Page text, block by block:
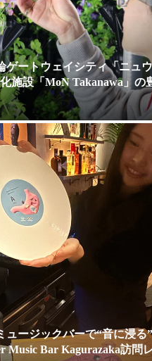
ゲートウェイシティ「ニュ
施設「MoN Takanawa」の
ュージックバーで“音に浸る
Music Bar Kagurazaka訪問